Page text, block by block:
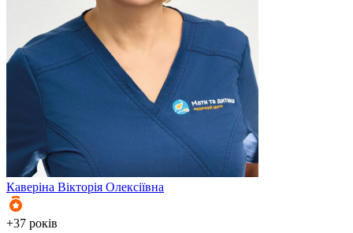
Каверіна Вікторія Олексіївна
+37 років